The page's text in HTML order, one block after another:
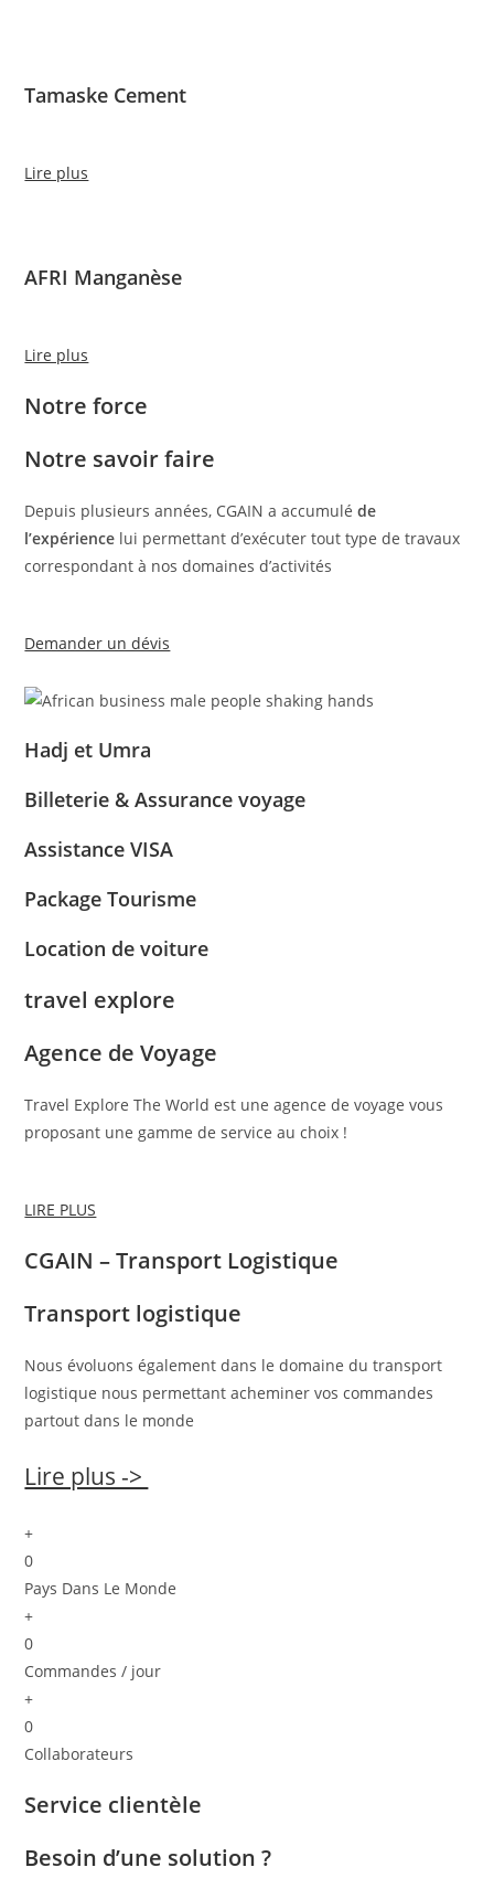
Tamaske Cement
Lire plus
AFRI Manganèse
Lire plus
Notre force
Notre savoir faire
Depuis plusieurs années, CGAIN a accumuléde
l’expérience lui permettant d’exécuter tout type de travaux
correspondant à nos domaines d’activités
Demander un dévis
Hadj et Umra
Billeterie & Assurance voyage
Assistance VISA
Package Tourisme
Location de voiture
travel explore
Agence de Voyage
Travel Explore The World est une agence de voyage vous
proposant une gamme de service au choix !
LIRE PLUS
CGAIN – Transport Logistique
Transport logistique
Nous évoluons également dans le domaine du transport
logistique nous permettant acheminer vos commandes
partout dans le monde
Lire plus ->
+
0
Pays Dans Le Monde
+
0
Commandes / jour
+
0
Collaborateurs
Service clientèle
Besoin d’une solution ?